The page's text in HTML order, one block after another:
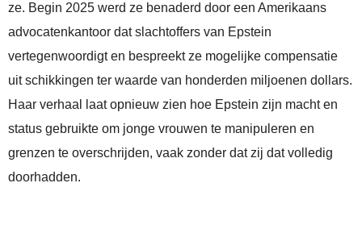
ze. Begin 2025 werd ze benaderd door een Amerikaans
advocatenkantoor dat slachtoffers van Epstein
vertegenwoordigt en bespreekt ze mogelijke compensatie
uit schikkingen ter waarde van honderden miljoenen dollars.
Haar verhaal laat opnieuw zien hoe Epstein zijn macht en
status gebruikte om jonge vrouwen te manipuleren en
grenzen te overschrijden, vaak zonder dat zij dat volledig
doorhadden.